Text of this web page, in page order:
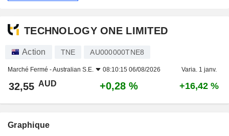
TECHNOLOGY ONE LIMITED
Action TNE AU000000TNE8
Marché Fermé -Australian S.E. 08:10:15 06/08/2026 Varia. 1 janv.
32,55 AUD +0,28 % +16,42 %
Graphique